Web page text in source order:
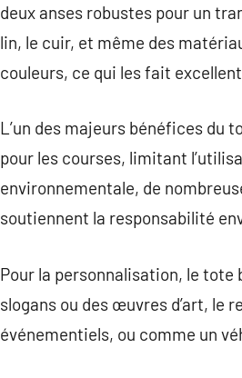
deux anses robustes pour un
lin, le cuir, et même des
couleurs, ce qui les fait
L’un des majeurs bénéfices du
pour les courses, limitant
environnementale, de
soutiennent la responsabilité
Pour la personnalisation, le
slogans ou des œuvres d’art, le
événementiels, ou comme un